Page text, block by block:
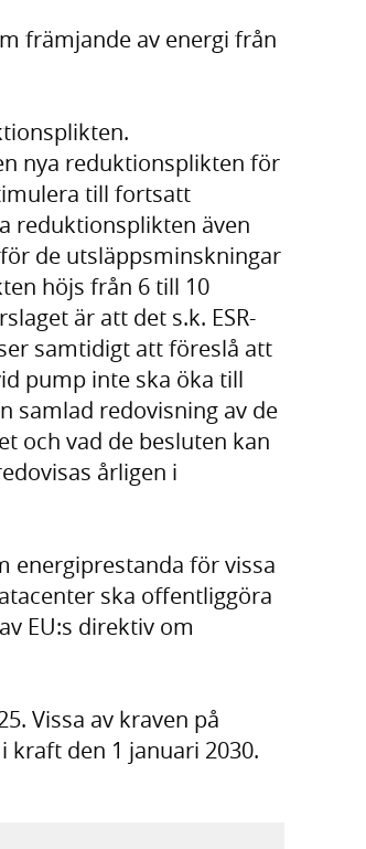
främjande av energi från
nya reduktionsplikten för
till fortsatt
reduktionsplikten även
de utsläppsminskningar
höjs från 6 till 10
är att det s.k. ESR-
samtidigt att föreslå att
pump inte ska öka till
samlad redovisning av de
och vad de besluten kan
årligen i
energiprestanda för vissa
ska offentliggöra
EU:s direktiv om
Vissa av kraven på
kraft den 1 januari 2030.